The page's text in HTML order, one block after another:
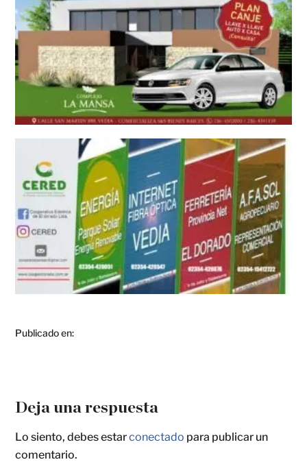
Publicado en:
Deja una respuesta
Lo siento, debes estarconectado para publicar un
comentario.